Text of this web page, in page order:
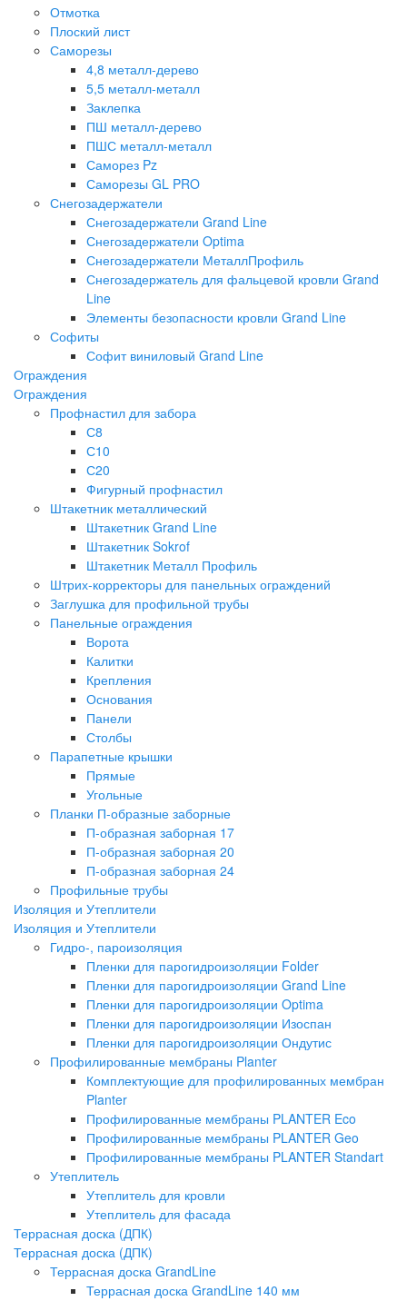
Отмотка
Плоский лист
Саморезы
4,8 металл-дерево
5,5 металл-металл
Заклепка
ПШ металл-дерево
ПШС металл-металл
Саморез Pz
Саморезы GL PRO
Снегозадержатели
Снегозадержатели Grand Line
Снегозадержатели Optima
Снегозадержатели МеталлПрофиль
Снегозадержатель для фальцевой кровли Grand
Line
Элементы безопасности кровли Grand Line
Софиты
Софит виниловый Grand Line
Ограждения
Ограждения
Профнастил для забора
С8
С10
С20
Фигурный профнастил
Штакетник металлический
Штакетник Grand Line
Штакетник Sokrof
Штакетник Металл Профиль
Штрих-корректоры для панельных ограждений
Заглушка для профильной трубы
Панельные ограждения
Ворота
Калитки
Крепления
Основания
Панели
Столбы
Парапетные крышки
Прямые
Угольные
Планки П-образные заборные
П-образная заборная 17
П-образная заборная 20
П-образная заборная 24
Профильные трубы
Изоляция и Утеплители
Изоляция и Утеплители
Гидро-, пароизоляция
Пленки для парогидроизоляции Folder
Пленки для парогидроизоляции Grand Line
Пленки для парогидроизоляции Optima
Пленки для парогидроизоляции Изоспан
Пленки для парогидроизоляции Ондутис
Профилированные мембраны Planter
Комплектующие для профилированных мембран
Planter
Профилированные мембраны PLANTER Eco
Профилированные мембраны PLANTER Geo
Профилированные мембраны PLANTER Standart
Утеплитель
Утеплитель для кровли
Утеплитель для фасада
Террасная доска (ДПК)
Террасная доска (ДПК)
Террасная доска GrandLine
Террасная доска GrandLine 140 мм